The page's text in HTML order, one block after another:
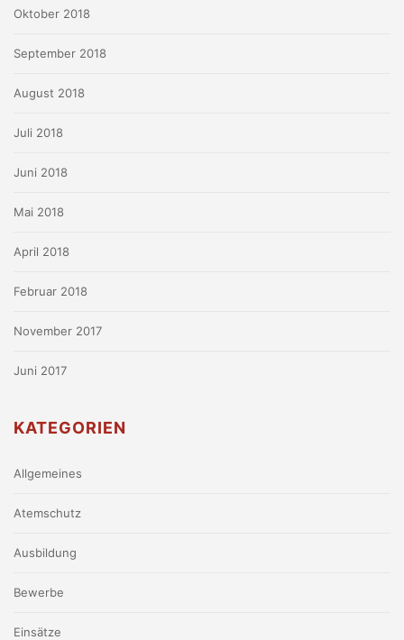
Oktober 2018
September 2018
August 2018
Juli 2018
Juni 2018
Mai 2018
April 2018
Februar 2018
November 2017
Juni 2017
KATEGORIEN
Allgemeines
Atemschutz
Ausbildung
Bewerbe
Einsätze